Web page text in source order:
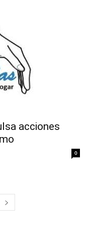
acciones
0